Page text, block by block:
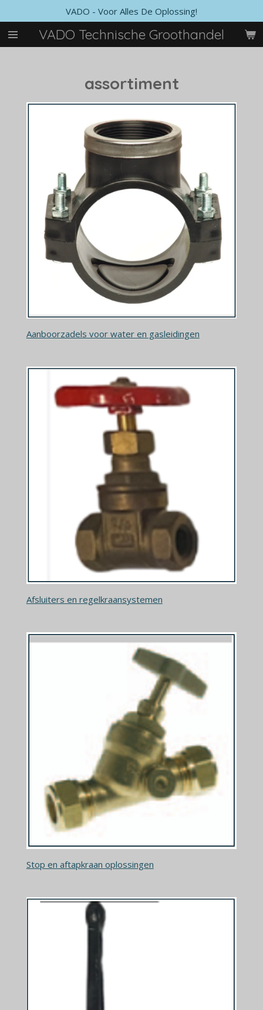
direct
naar
de
VADO Technische Groothandel
VADO - Voor Alles De Oplossing!
assortiment
Aanboorzadels voor water en gasleidingen
Afsluiters en regelkraansystemen
Stop en aftapkraan oplossingen